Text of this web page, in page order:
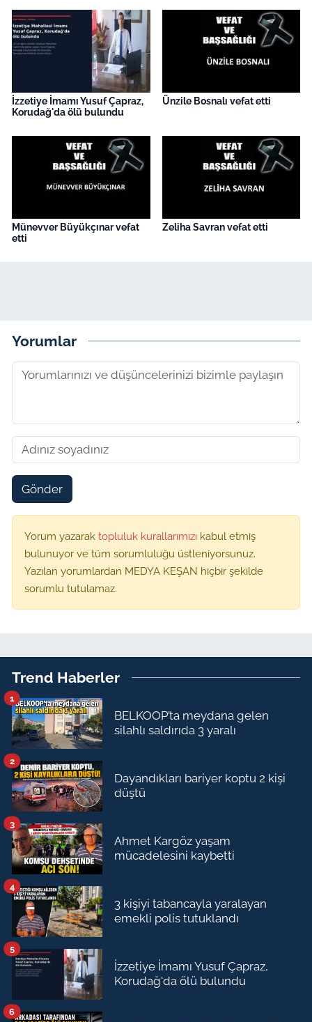
İzzetiye İmamı Yusuf Çapraz,
Korudağ'da ölü bulundu
Ünzile Bosnalı vefat etti
Münevver Büyükçınar vefat
etti
Zeliha Savran vefat etti
Yorumlar
Gönder
Yorum yazarak topluluk kurallarımızı kabul etmiş
bulunuyor ve tüm sorumluluğu üstleniyorsunuz.
Yazılan yorumlardan MEDYA KEŞAN hiçbir şekilde
sorumlu tutulamaz.
Trend Haberler
BELKOOP’ta meydana gelen
silahlı saldırıda 3 yaralı
1
Dayandıkları bariyer koptu 2 kişi
düştü
2
Ahmet Kargöz yaşam
mücadelesini kaybetti
3
3 kişiyi tabancayla yaralayan
emekli polis tutuklandı
4
İzzetiye İmamı Yusuf Çapraz,
Korudağ'da ölü bulundu
5
6
Canlı Maç
Finans
Gündem-Eğitim